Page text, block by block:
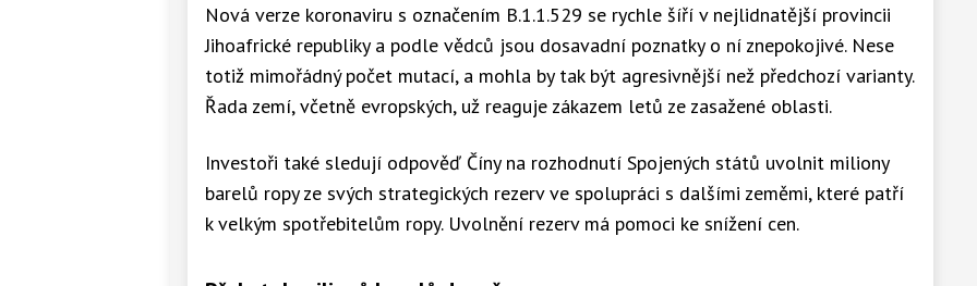
Nová verze koronaviru s označením B.1.1.529 se rychle šíří v nejlidnatější provincii
Jihoafrické republiky a podle vědců jsou dosavadní poznatky o ní znepokojivé. Nese
totiž mimořádný počet mutací, a mohla by tak být agresivnější než předchozí varianty.
Řada zemí, včetně evropských, už reaguje zákazem letů ze zasažené oblasti.
Investoři také sledují odpověď Číny na rozhodnutí Spojených států uvolnit miliony
barelů ropy ze svých strategických rezerv ve spolupráci s dalšími zeměmi, které patří
k velkým spotřebitelům ropy. Uvolnění rezerv má pomoci ke snížení cen.